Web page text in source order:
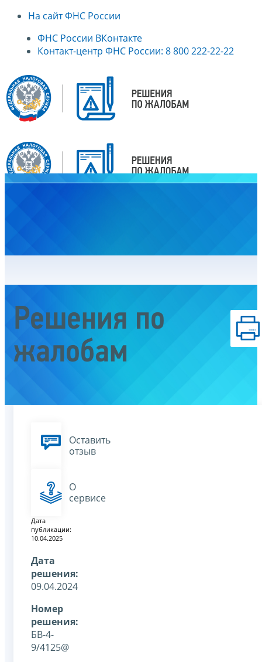
На сайт ФНС России
ФНС России ВКонтакте
Контакт-центр ФНС России: 8 800 222-22-22
Решения по
жалобам
Оставить
отзыв
О
сервисе
Дата
публикации:
10.04.2025
Дата
решения:
09.04.2024
Номер
решения:
БВ-4-
9/4125@